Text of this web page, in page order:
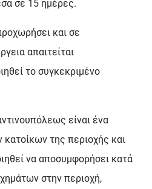
σε 15 ημέρες.
και σε
απαιτείται
το συγκεκριμένο
είναι ένα
της περιοχής και
να αποσυμφορήσει κατά
στην περιοχή,